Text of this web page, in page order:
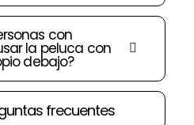
con
la peluca con
debajo?
frecuentes